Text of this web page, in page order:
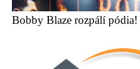
Bobby Blaze rozpálí pódia!